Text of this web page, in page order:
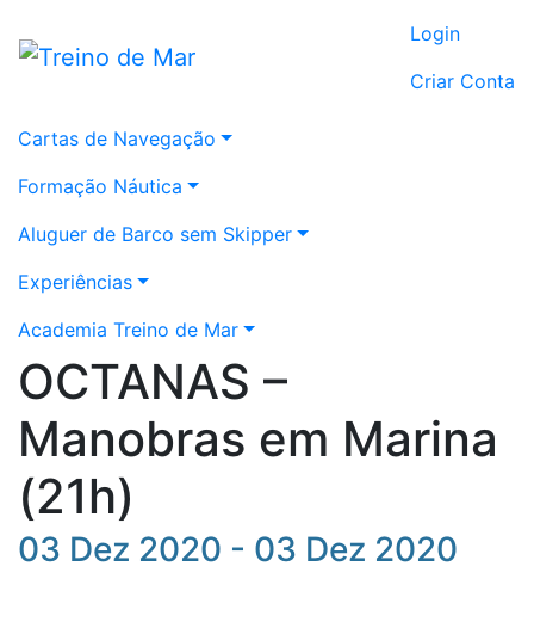
Login
Criar Conta
Cartas de Navegação
Formação Náutica
Aluguer de Barco sem Skipper
Experiências
Academia Treino de Mar
OCTANAS –
Manobras em Marina
(21h)
03 Dez 2020 - 03 Dez 2020